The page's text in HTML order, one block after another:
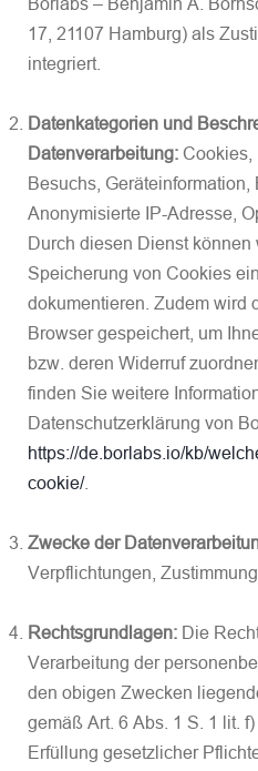
17, 21107 Hamburg) als
integriert.
Datenkategorien und
Datenverarbeitung: Cookies,
Besuchs, Geräteinformation,
Anonymisierte IP-Adresse,
Durch diesen Dienst
Speicherung von Cookies
dokumentieren. Zudem wird
Browser gespeichert, um
bzw. deren Widerruf
finden Sie weitere
Datenschutzerklärung von
https://de.borlabs.io/kb/
cookie/.
Zwecke der
Verpflichtungen,
Rechtsgrundlagen: Die
Verarbeitung der
den obigen Zwecken
gemäß Art. 6 Abs. 1 S. 1 lit.
Erfüllung gesetzlicher